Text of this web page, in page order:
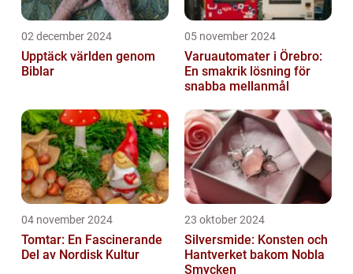
02 december 2024
Upptäck världen genom
Biblar
05 november 2024
Varuautomater i Örebro:
En smakrik lösning för
snabba mellanmål
04 november 2024
Tomtar: En Fascinerande
Del av Nordisk Kultur
23 oktober 2024
Silversmide: Konsten och
Hantverket bakom Nobla
Smycken